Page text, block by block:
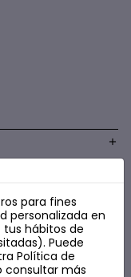
para fines
personalizada en
hábitos de
Puede
Política de
consultar más